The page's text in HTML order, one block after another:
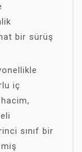
bir sürüş
iç
sınıf bir